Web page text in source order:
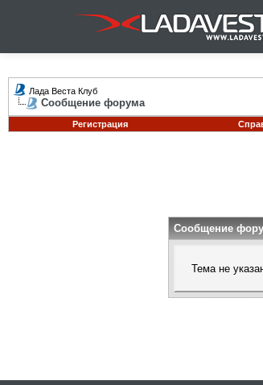
Лада Веста Клуб
Сообщение форума
Регистрация
Сообщение
Тема не